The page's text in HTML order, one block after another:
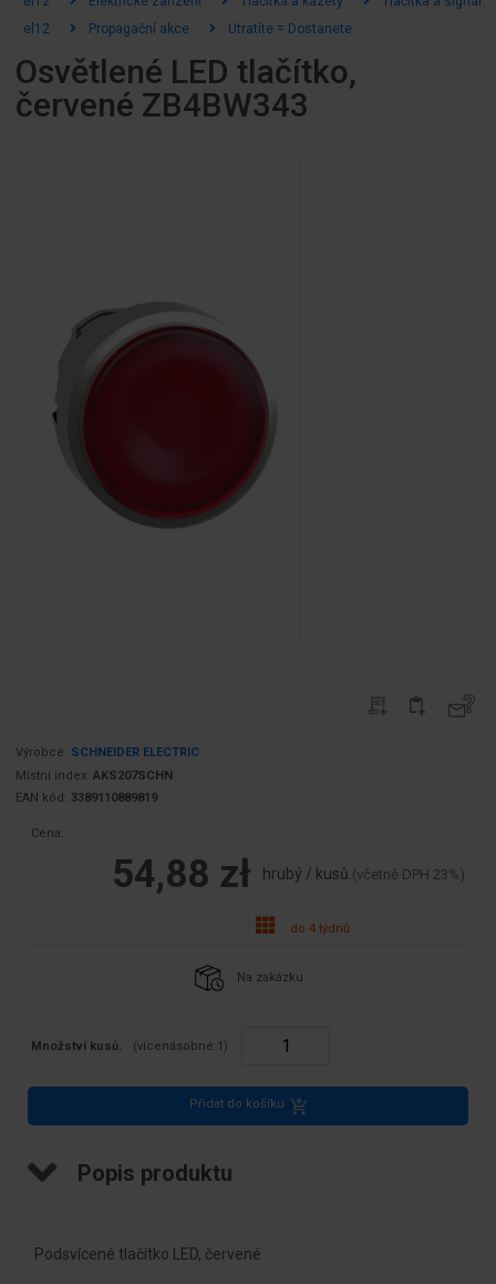
el12
Propagační akce Utratíte = Dostanete
Osvětlené LED tlačítko,
červené ZB4BW343
Výrobce: SCHNEIDER ELECTRIC
Místní index: AKS207SCHN
EAN kód: 3389110889819
Cena:
54,88 zł hrubý / kusů.(včetně DPH 23%)
do 4 týdnů
Na zakázku
Množství kusů. (vícenásobné:1 )
Přidat do košíku
Popis produktu
Podsvícené tlačítko LED, červené